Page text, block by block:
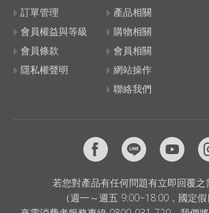
訂單管理
會員權益與等級
會員條款
隱私權聲明
產品相關
購物相關
會員相關
網站操作
聯絡我們
若您對產品有任何問題有立即回覆之
（週一～週五 9:00~18:00，國定假